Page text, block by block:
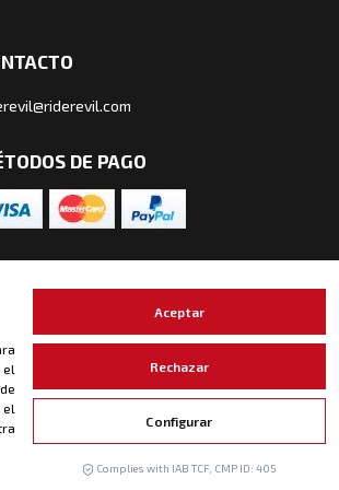
intervalo de fechas serán enviados
DE PAGO
reservados
Configurar
Rechazar
Aceptar
Complies with IAB TCF, CMP ID: 405